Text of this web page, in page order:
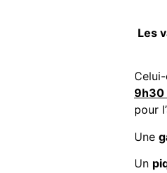
Les
9h30
pour
Une g
Un